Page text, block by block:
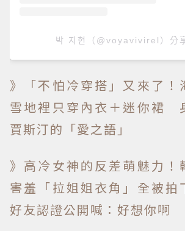
박 지현（@voyavivirel）分
》「不怕冷穿搭」又來了！
雪地裡只穿內衣＋迷你裙
賈斯汀的「愛之語」
》高冷女神的反差萌魅力！
害羞「拉姐姐衣角」全被
好友認證公開喊：好想你啊